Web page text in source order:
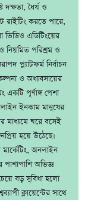
ধৈর্য ও
রাইটিং করতে পারে,
এডিটিংয়ের
পরিশ্রম ও
প্ল্যাটফর্ম নির্বাচন
ও অধ্যবসায়ের
পূর্ণাঙ্গ পেশা
ইনকাম মানুষের
মাধ্যমে ঘরে বসেই
হয়ে উঠেছে।
মার্কেটিং, অনলাইন
অভিজ্ঞ
বড় সুবিধা হলো
ক্লায়েন্টের সাথে